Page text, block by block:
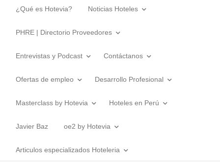
¿Qué es Hotevia? Noticias Hoteles
PHRE | Directorio Proveedores
Entrevistas y Podcast Contáctanos
Ofertas de empleo Desarrollo Profesional
Masterclass by Hotevia Hoteles en Perú
Javier Baz oe2 by Hotevia
Articulos especializados Hoteleria